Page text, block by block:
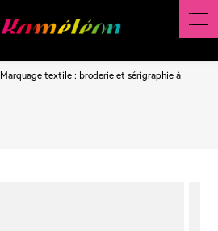
Marquage textile : broderie et sérigraphie à